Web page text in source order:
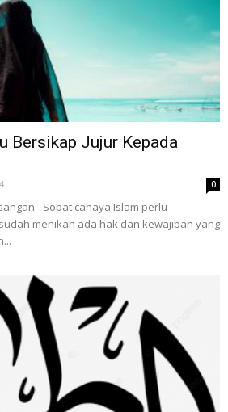
Bersikap Jujur Kepada
0
- Sobat cahaya Islam perlu
menikah ada hak dan kewajiban yang